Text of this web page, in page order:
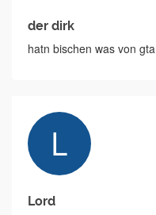
der dirk
hatn bischen was von gta
Lord